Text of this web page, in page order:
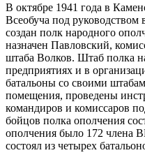
В октябре 1941 года в
Всеобуча под руководством
создан полк народного
назначен Павловский,
штаба Волков. Штаб полка
предприятиях и в
батальоны со своими
помещения, проведены
командиров и комиссаров
бойцов полка ополчения
ополчения было 172 члена
состоял из четырех